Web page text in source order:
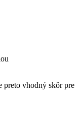
vhodný skôr pre